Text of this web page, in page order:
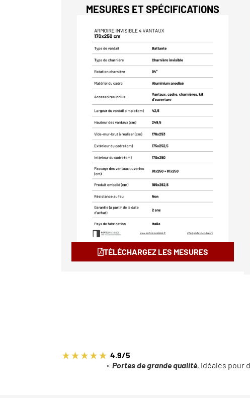
MESURES ET SPÉCIFICATIONS
TÉLÉCHARGEZ LES MESURES
4.9/5
« Portes de grande qualité, idéales pour